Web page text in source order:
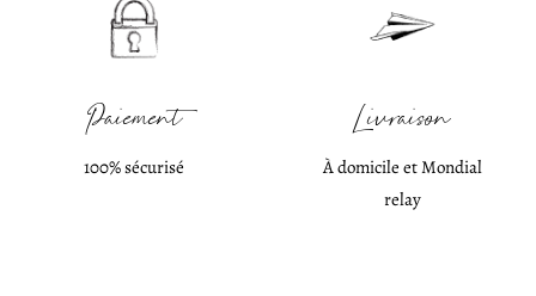
Paiement
100% sécurisé
Livraison
À domicile et Mondial
relay